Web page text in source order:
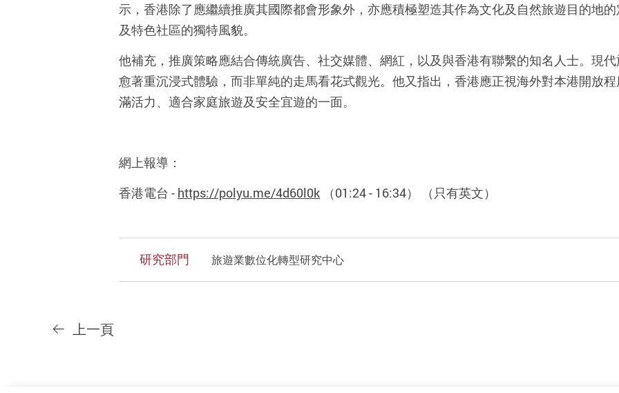
示，香港除了應繼續推廣其國際都會形象外，亦應積極塑造其作為文化及自然旅遊目的地
及特色社區的獨特風貌。
他補充，推廣策略應結合傳統廣告、社交媒體、網紅，以及與香港有聯繫的知名人士。現
愈著重沉浸式體驗，而非單純的走馬看花式觀光。他又指出，香港應正視海外對本港開放
滿活力、適合家庭旅遊及安全宜遊的一面。
網上報導：
香港電台 - https://polyu.me/4d60l0k （01:24 - 16:34） （只有英文）
研究部門 旅遊業數位化轉型研究中心
上一頁